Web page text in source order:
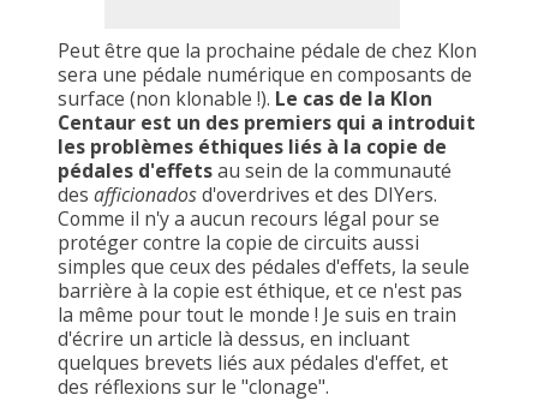
Peut être que la prochaine pédale de chez Klon
sera une pédale numérique en composants de
surface (non klonable !). Le cas de la Klon
Centaur est un des premiers qui a introduit
les problèmes éthiques liés à la copie de
pédales d'effetsau sein de la communauté
des afficionadosd'overdrives et des DIYers.
Comme il n'y a aucun recours légal pour se
protéger contre la copie de circuits aussi
simples que ceux des pédales d'effets, la seule
barrière à la copie est éthique, et ce n'est pas
la même pour tout le monde ! Je suis en train
d'écrire un article là dessus, en incluant
quelques brevets liés aux pédales d'effet, et
des réflexions sur le "clonage".